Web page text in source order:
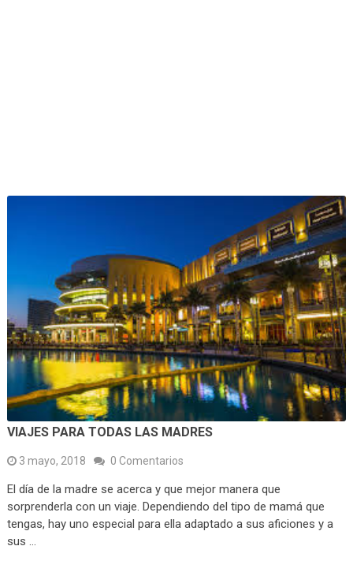
VIAJES PARA TODAS LAS MADRES
3 mayo, 2018 0 Comentarios
El día de la madre se acerca y que mejor manera que
sorprenderla con un viaje. Dependiendo del tipo de mamá que
tengas, hay uno especial para ella adaptado a sus aficiones y a
sus …